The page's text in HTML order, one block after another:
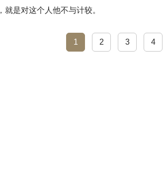
，就是对这个人他不与计较。
1 2 3 4
下